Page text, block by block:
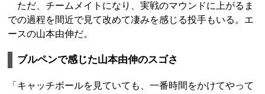
ただ、チームメイトになり、実戦のマウンドに上がるま
での過程を間近で見て改めて凄みを感じる投手もいる。エ
ースの山本由伸だ。
ブルペンで感じた山本由伸のスゴさ
「キャッチボールを見ていても、一番時間をかけてやって